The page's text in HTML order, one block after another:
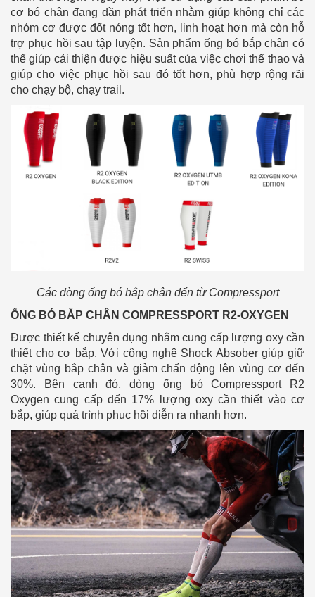
cơ bó chân đang dần phát triển nhằm giúp không chỉ các
nhóm cơ được đốt nóng tốt hơn, linh hoạt hơn mà còn hỗ
trợ phục hồi sau tập luyện. Sản phẩm ống bó bắp chân có
thể giúp cải thiện được hiệu suất của việc chơi thể thao và
giúp cho việc phục hồi sau đó tốt hơn, phù hợp rộng rãi
cho chạy bộ, chạy trail.
Các dòng ống bó bắp chân đến từ Compressport
ỐNG BÓ BẮP CHÂN COMPRESSPORT R2-OXYGEN
Được thiết kế chuyên dụng nhằm cung cấp lượng oxy cần
thiết cho cơ bắp. Với công nghệ Shock Absober giúp giữ
chặt vùng bắp chân và giảm chấn động lên vùng cơ đến
30%. Bên cạnh đó, dòng ống bó Compressport R2
Oxygen cung cấp đến 17% lượng oxy cần thiết vào cơ
bắp, giúp quá trình phục hồi diễn ra nhanh hơn.